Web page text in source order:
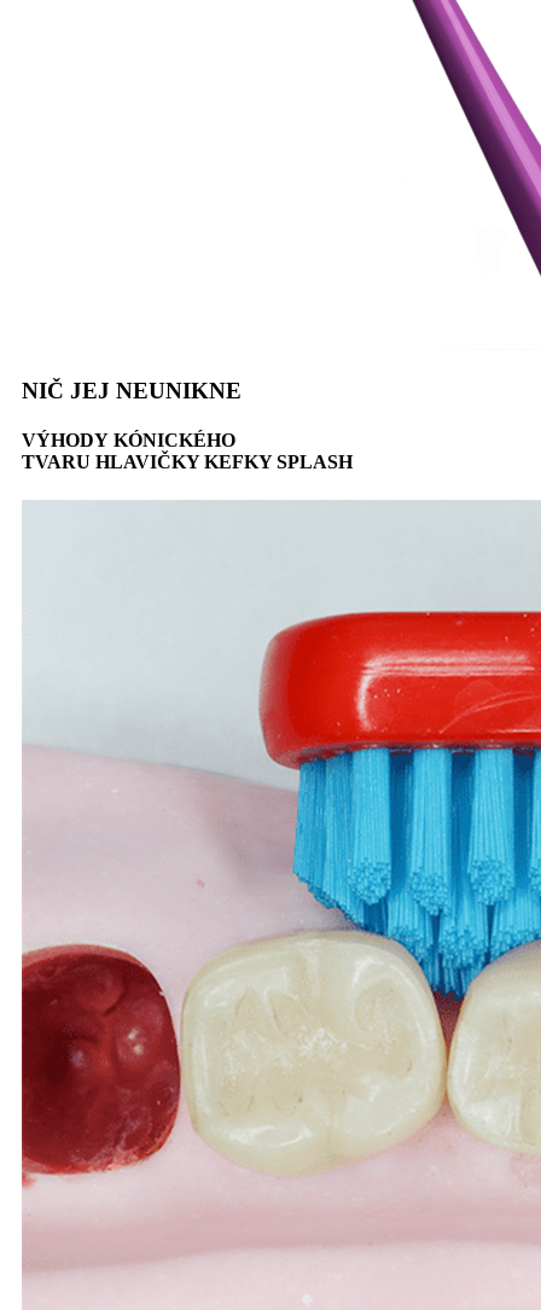
NIČ JEJ NEUNIKNE
VÝHODY KÓNICKÉHO
TVARU HLAVIČKY KEFKY SPLASH